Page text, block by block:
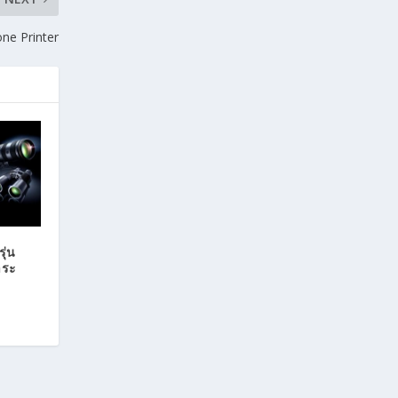
Printer
น
ะ